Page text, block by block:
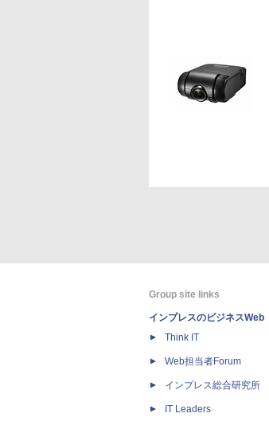
Group site links
インプレスのビジネスWeb
Think IT
Web担当者Forum
インプレス総合研究所
IT Leaders